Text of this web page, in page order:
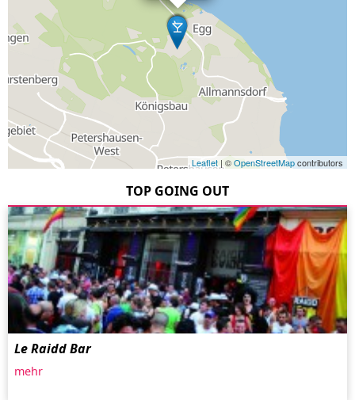
Leaflet | ©OpenStreetMapcontributors
TOP GOING OUT
Le Raidd Bar
mehr